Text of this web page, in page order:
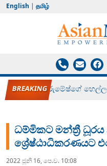
English | தமிழ்
රන් ගෙනා රුමේෂ්ගේ
ධම්මිකට මන්ත්‍රී ධූරය
ශ්‍රේෂ්ඨාධිකරණයට
2022 ජූනි 16, පෙ.ව. 10:08